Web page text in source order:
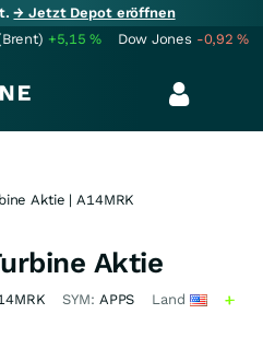
→ Jetzt Depot eröffnen
+5,15% Dow Jones -0,92%
Aktie | A14MRK
Aktie
SYM: APPS Land